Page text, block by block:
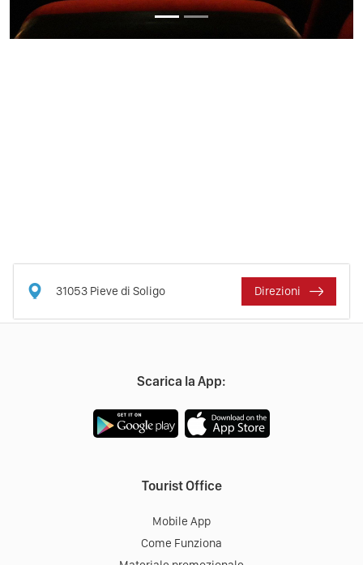
31053 Pieve di Soligo Direzioni
Scarica la App:
Tourist Office
Mobile App
Come Funziona